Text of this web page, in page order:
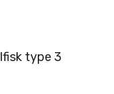
type 3